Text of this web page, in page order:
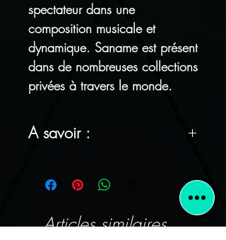
spectateur dans une
composition musicale et
dynamique. Saname est présent
dans de nombreuses collections
privées à travers le monde.
A savoir :
FRAIS DE PORT OFFERT !
emballés avec soin
Articles similaires